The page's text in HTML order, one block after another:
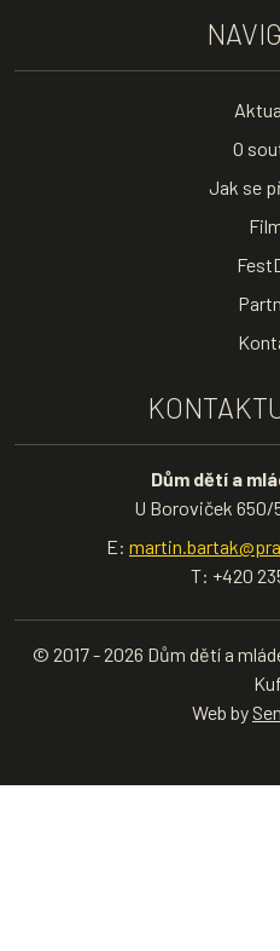
O
Jak se
Dům dětí a
U Boroviček 650/
E:
T: +420
© 2017 - 2026 Dům dětí a
Web by